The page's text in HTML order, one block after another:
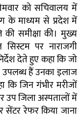
को सचिवालय में
के माध्यम से प्रदेश में
की समीक्षा की। मुख्य
पर नाराजगी
देते हुए कहा कि जो
उपलब्ध हैं उनका इलाज
कि जिन गंभीर मरीजों
उप जिला अस्पतालों में
सेंटर रेफर किया जाना